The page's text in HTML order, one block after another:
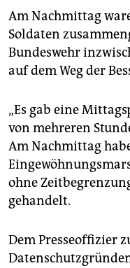
Am Nachmittag
Soldaten
Bundeswehr
auf dem Weg der
„Es gab eine
von mehreren
Am Nachmittag
ohne
gehandelt.
Dem Presseoffizier